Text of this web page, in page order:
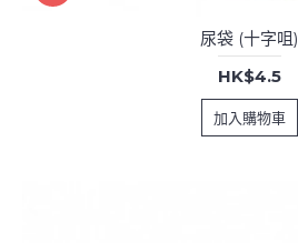
尿袋 (十字咀)
HK$4.5
加入購物車